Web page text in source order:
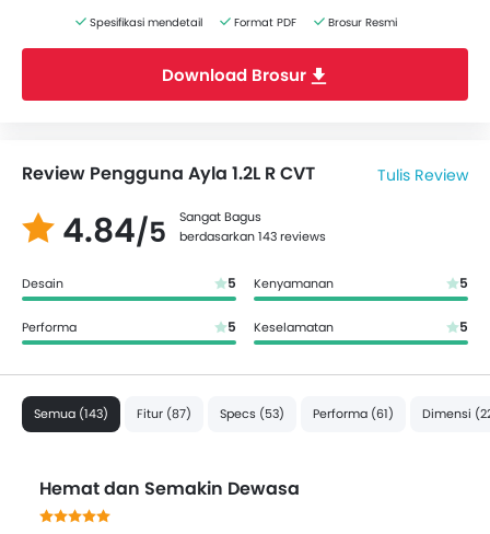
Spesifikasi mendetail Format PDF Brosur Resmi
Download Brosur
Review Pengguna Ayla 1.2L R CVT Tulis Review
4.84/5
Sangat Bagus
berdasarkan 143 reviews
Desain 5 Kenyamanan 5
Performa 5 Keselamatan 5
Semua (143) Fitur (87) Specs (53) Performa (61) Dimensi
Hemat dan Semakin Dewasa